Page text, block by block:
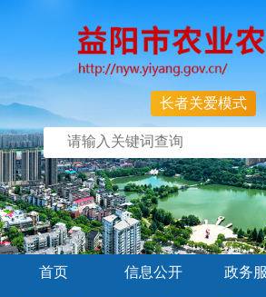
长者关爱模式
首页 信息公开 政务